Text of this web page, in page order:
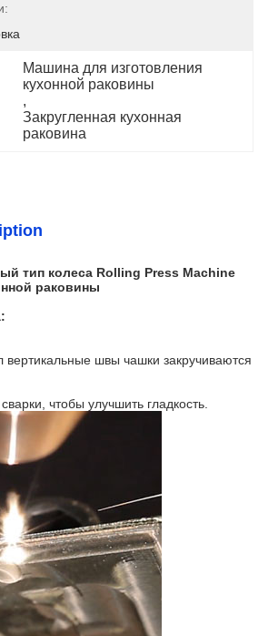
Машина для изготовления
кухонной раковины
,
Закругленная кухонная
раковина
тип колеса Rolling Press Machine
раковины
швы чашки закручиваются
чтобы улучшить гладкость.